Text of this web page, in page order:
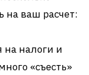
на ваш расчет:
на налоги и
«съесть»